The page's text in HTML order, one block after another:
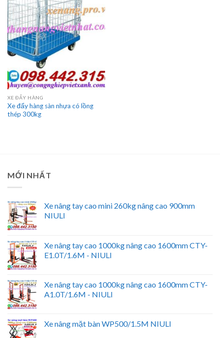
XE ĐẨY HÀNG
Xe đẩy hàng sàn nhựa có lồng
thép 300kg
MỚI NHẤT
Xe nâng tay cao mini 260kg nâng cao 900mm
NIULI
Xe nâng tay cao 1000kg nâng cao 1600mm CTY-
E1.0T/1.6M - NIULI
Xe nâng tay cao 1000kg nâng cao 1600mm CTY-
A1.0T/1.6M - NIULI
Xe nâng mặt bàn WP500/1.5M NIULI